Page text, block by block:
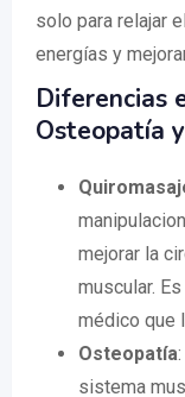
solo para relajar
energías y
Diferencias
Osteopatía
mejorar la
muscular.
médico que
Osteopatía
sistema